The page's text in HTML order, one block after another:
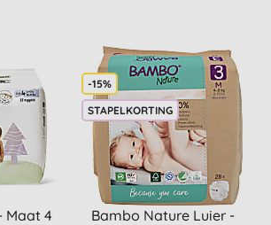
Maat 4
-15%
STAPELKORTING
Bambo Nature Luier -